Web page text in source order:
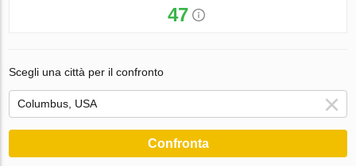
47
Scegli una città per il confronto
Confronta